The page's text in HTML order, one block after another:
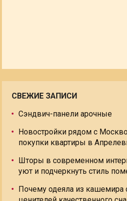
СВЕЖИЕ ЗАПИСИ
Сэндвич-панели арочные
Новостройки рядом с
покупки квартиры в
Шторы в современном
уют и подчеркнуть стиль
Почему одеяла из кашемира